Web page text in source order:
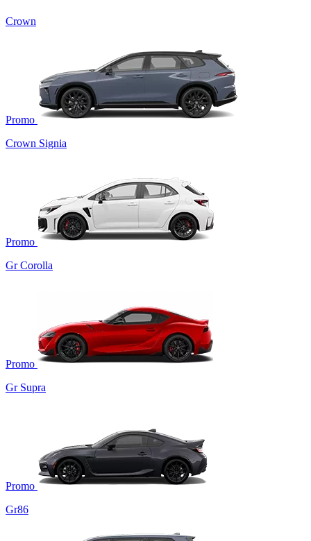
Crown
Promo
Crown Signia
Promo
Gr Corolla
Promo
Gr Supra
Promo
Gr86